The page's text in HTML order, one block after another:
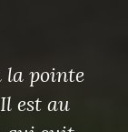
la pointe
est au